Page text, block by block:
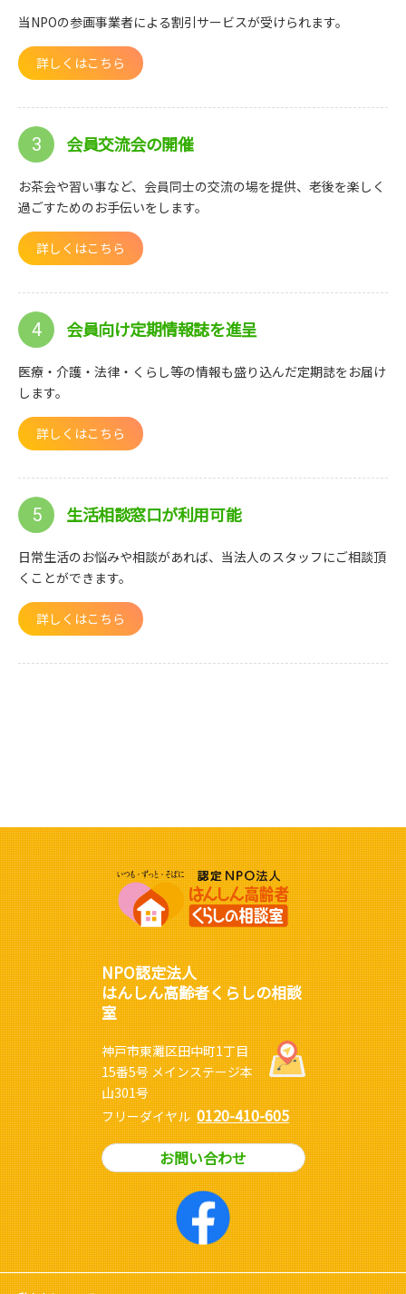
当NPOの参画事業者による割引サービスが受けられます。
詳しくはこちら
3 会員交流会の開催
お茶会や習い事など、会員同士の交流の場を提供、老後を楽しく
過ごすためのお手伝いをします。
詳しくはこちら
4 会員向け定期情報誌を進呈
医療・介護・法律・くらし等の情報も盛り込んだ定期誌をお届け
します。
詳しくはこちら
5 生活相談窓口が利用可能
日常生活のお悩みや相談があれば、当法人のスタッフにご相談頂
くことができます。
詳しくはこちら
NPO認定法人
はんしん高齢者くらしの相談
室
神戸市東灘区田中町1丁目
15番5号 メインステージ本
山301号
フリーダイヤル 0120-410-605
お問い合わせ